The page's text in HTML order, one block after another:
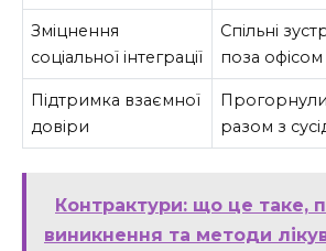
Зміцнення
соціальної інтеграції
Спільні
поза офісом
Підтримка взаємної
довіри
разом з
Контрактури: що це таке,
виникнення та методи